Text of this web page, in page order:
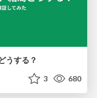
うする？
3 680